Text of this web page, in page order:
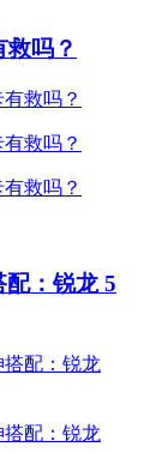
吗？
：锐龙 5